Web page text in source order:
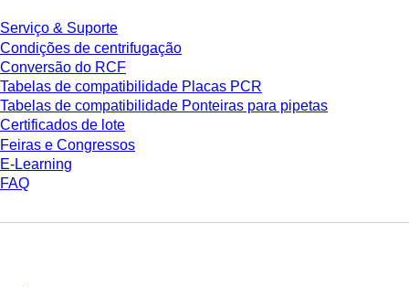
Serviço & Suporte
Condições de centrifugação
Conversão do RCF
Tabelas de compatibilidade Placas PCR
Tabelas de compatibilidade Ponteiras para pipetas
Certificados de lote
Feiras e Congressos
E-Learning
FAQ